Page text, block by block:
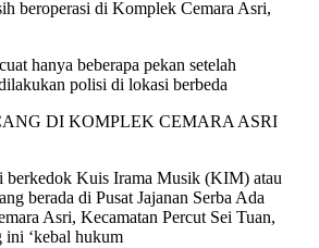
beroperasi di Komplek Cemara Asri,
hanya beberapa pekan setelah
polisi di lokasi berbeda
berkedok Kuis Irama Musik (KIM) atau
berada di Pusat Jajanan Serba Ada
Asri, Kecamatan Percut Sei Tuan,
ini ‘kebal hukum